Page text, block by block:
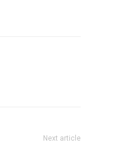
Next article